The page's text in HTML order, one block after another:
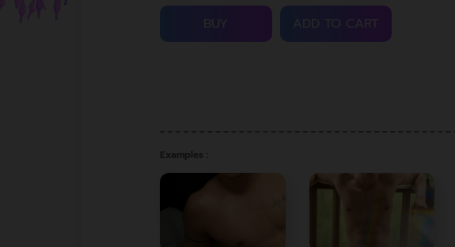
ADD TO CART
Examples :